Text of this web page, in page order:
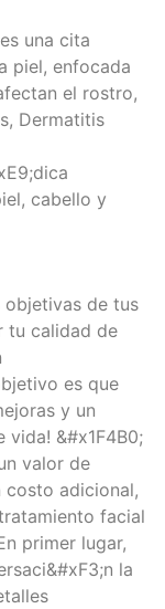
una cita
piel, enfocada
el rostro,
Dermatitis
cabello y
objetivas de tus
tu calidad de
es que
y un
&#x1F4B0;
valor de
costo adicional,
facial
primer lugar,
la